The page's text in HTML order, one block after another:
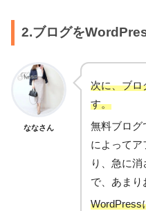
2.ブログを
ななさん
次に、ブロ
す。
無料ブログ
によってア
り、急に
で、あまり
WordPress